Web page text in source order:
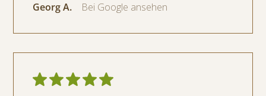
Georg A. Bei Google ansehen